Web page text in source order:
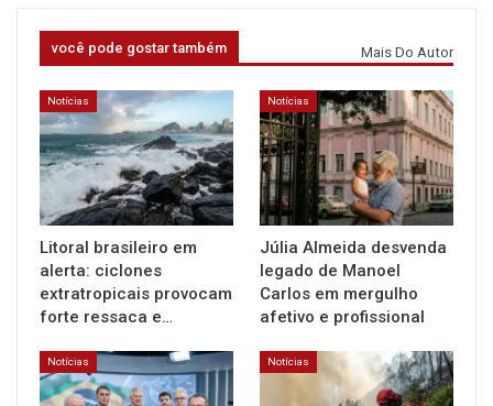
você pode gostar também Mais Do Autor
Notícias
Litoral brasileiro em
alerta: ciclones
extratropicais provocam
forte ressaca e…
Notícias
Júlia Almeida desvenda
legado de Manoel
Carlos em mergulho
afetivo e profissional
Notícias Notícias